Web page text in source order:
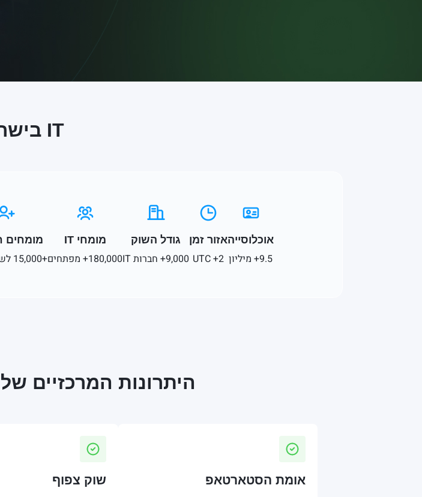
IT בישראל
אוכלוסייה
9.5+ מיליון
אזור זמן
UTC +2
גודל השוק
9,000+ חברות IT
מומחי IT
180,000+ מפתחים
מומחים
+15,000 לשנת 2024
היתרונות המרכזיים
אומת הסטארטאפ שוק צפוף